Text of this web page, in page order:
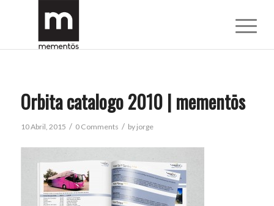
Orbita catalogo 2010 | mementōs
10 Abril, 2015 / 0 Comments / by jorge